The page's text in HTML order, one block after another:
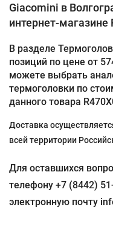
Giacomini в
интернет-магазине
В разделе
позиций по цене от
можете выбрать
термоголовки по
данного товара
Доставка
всей территории
Для оставшихся
телефону +7 (8442)
электронную почту